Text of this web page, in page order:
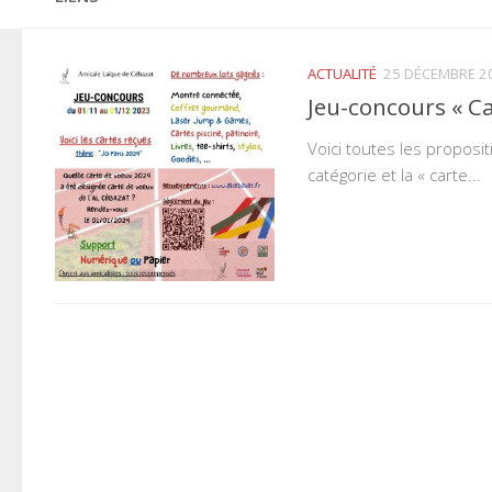
ACTUALITÉ 25 DÉCEMBRE
Jeu-concours «
Voici toutes les
catégorie et la « carte...